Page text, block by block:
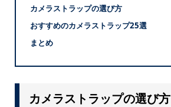
カメラストラップの選び方
おすすめのカメラストラップ25選
まとめ
カメラストラップの選び方